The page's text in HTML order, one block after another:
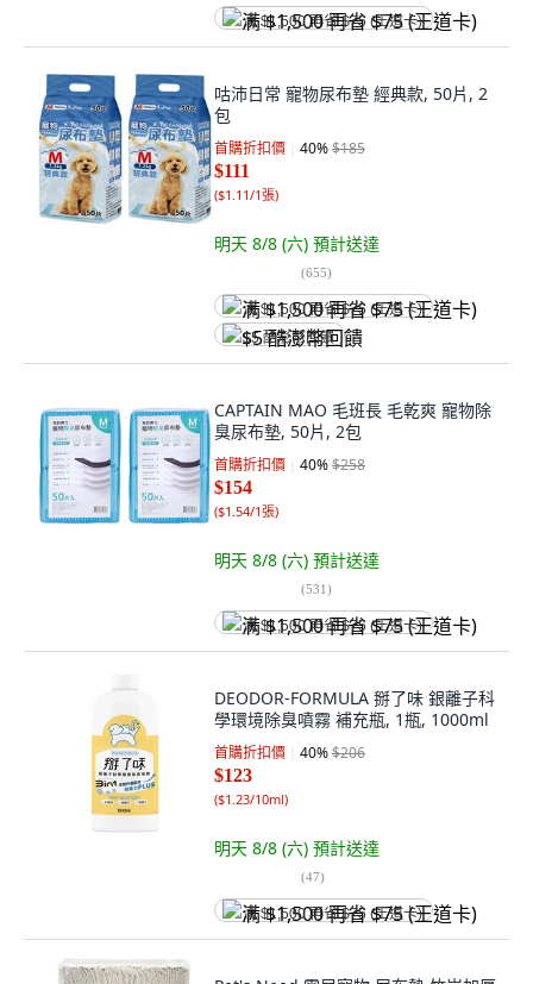
满 $1,500 再省 $75 (王道卡)
咕沛日常 寵物尿布墊 經典款, 50片, 2
包
首購折扣價 40%$185
$111
($1.11/1張)
明天 8/8 (六) 預計送達
(655)
满 $1,500 再省 $75 (王道卡)
$5 酷澎幣回饋
CAPTAIN MAO 毛班長 毛乾爽 寵物除
臭尿布墊, 50片, 2包
首購折扣價 40%$258
$154
($1.54/1張)
明天 8/8 (六) 預計送達
(531)
满 $1,500 再省 $75 (王道卡)
DEODOR-FORMULA 掰了味 銀離子科
學環境除臭噴霧 補充瓶, 1瓶, 1000ml
首購折扣價 40%$206
$123
($1.23/10ml)
明天 8/8 (六) 預計送達
(47)
满 $1,500 再省 $75 (王道卡)